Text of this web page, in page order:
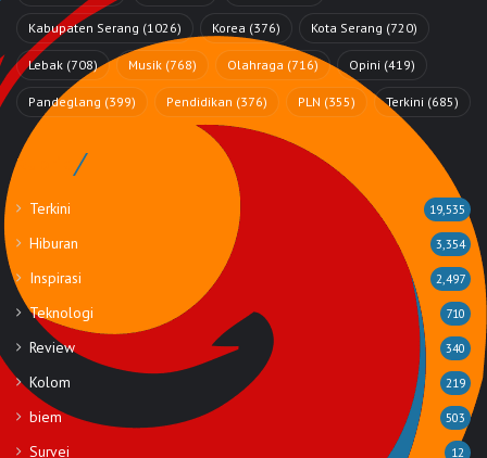
Kabupaten Serang (1026) Korea (376) Kota Serang (720)
Lebak (708) Musik (768) Olahraga (716) Opini (419)
Pandeglang (399) Pendidikan (376) PLN (355) Terkini (685)
Rubrik
Terkini 19,535
Hiburan 3,354
Inspirasi 2,497
Teknologi 710
Review 340
Kolom 219
biem 503
Survei 12